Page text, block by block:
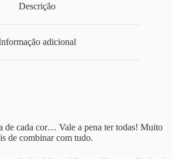
Descrição
adicional
de cada cor… Vale a pena ter todas! Muito
de combinar com tudo.